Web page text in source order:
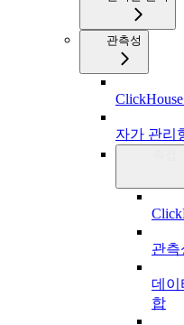
관측성
자가 관리
관측
데이
합